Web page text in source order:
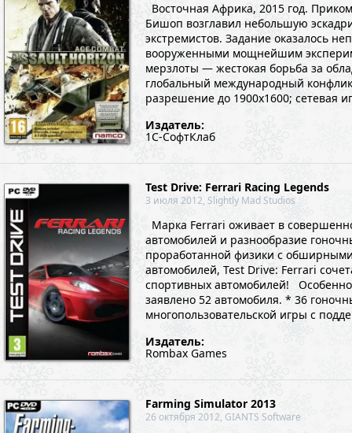
Восточная Африка, 2015 год.
Бишоп возглавил небольшую
экстремистов. Задание оказалось
вооруженными мощнейшим
мерзлоты — жестокая борьба за
глобальный международный
разрешение до 1900x1600; сетевая
Издатель:
1С-СофтКлаб
Test Drive: Ferrari Racing Legends
3 июля 2012, Slightly Mad Studios
Марка Ferrari оживает в
автомобилей и разнообразие
проработанной физики с
автомобилей, Test Drive: Ferrari
спортивных автомобилей!
заявлено 52 автомобиля. * 36
многопользовательской игры с
Издатель:
Rombax Games
Farming Simulator 2013
26 октября 2012, GIANTS Software